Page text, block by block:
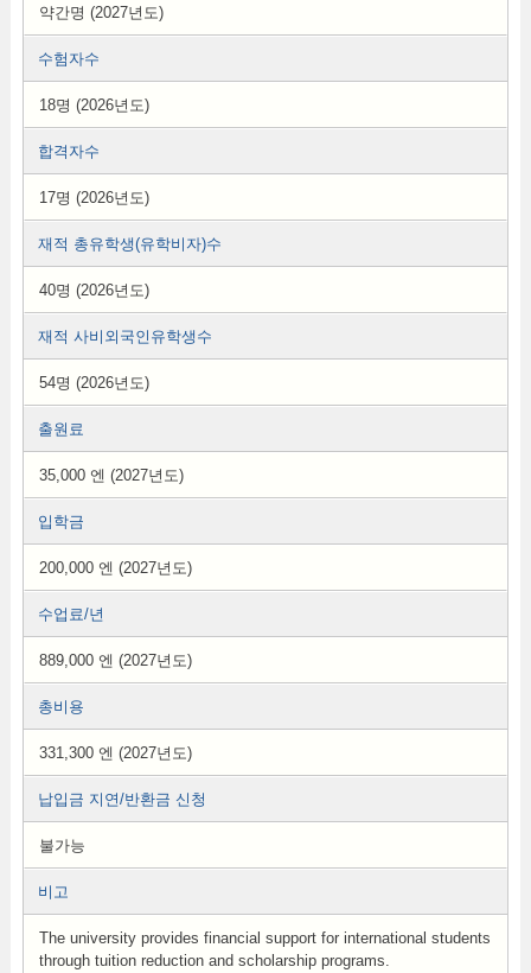
약간명 (2027년도)
수험자수
18명 (2026년도)
합격자수
17명 (2026년도)
재적 총유학생(유학비자)수
40명 (2026년도)
재적 사비외국인유학생수
54명 (2026년도)
출원료
35,000 엔 (2027년도)
입학금
200,000 엔 (2027년도)
수업료/년
889,000 엔 (2027년도)
총비용
331,300 엔 (2027년도)
납입금 지연/반환금 신청
불가능
비고
The university provides financial support for international students
through tuition reduction and scholarship programs.